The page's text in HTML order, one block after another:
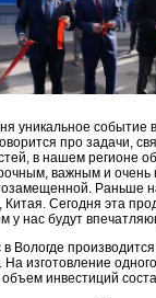
уникальное событие
про задачи,
в нашем регионе
важным и
Раньше
Китая. Сегодня эта
у нас будут
в Вологде
На изготовление
инвестиций